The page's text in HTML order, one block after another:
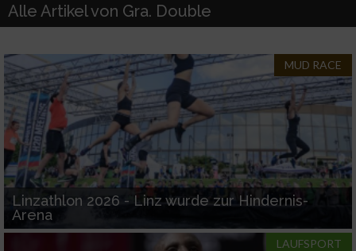
Alle Artikel von Gra. Double
MUD RACE
Linzathlon 2026 - Linz wurde zur Hindernis-
Arena
LAUFSPORT